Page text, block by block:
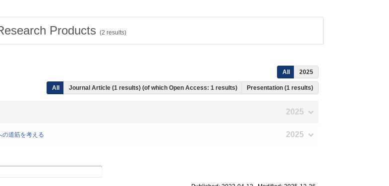
Products (2 results)
All 2025
All Journal Article (1 results) (of which Open Access: 1 results) Presentation (1 results)
2025
の道筋を考える 2025